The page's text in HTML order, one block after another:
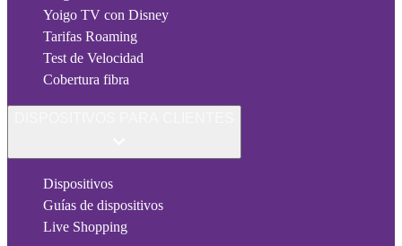
Yoigo TV con Disney
Tarifas Roaming
Test de Velocidad
Cobertura fibra
Dispositivos
Guías de dispositivos
Live Shopping